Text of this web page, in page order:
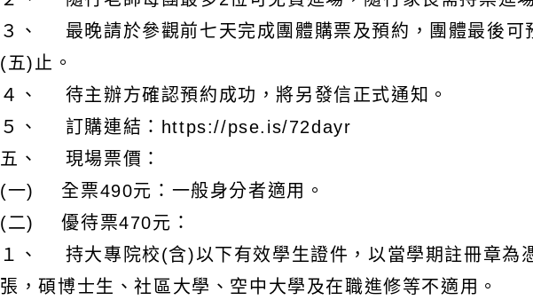
３、 最晚請於參觀前七天完成團體購票及預約，團體最後可
(五)止。
４、 待主辦方確認預約成功，將另發信正式通知。
５、 訂購連結：https://pse.is/72dayr
五、 現場票價：
(一) 全票490元：一般身分者適用。
(二) 優待票470元：
１、 持大專院校(含)以下有效學生證件，以當學期註冊章為
張，碩博士生、社區大學、空中大學及在職進修等不適用。